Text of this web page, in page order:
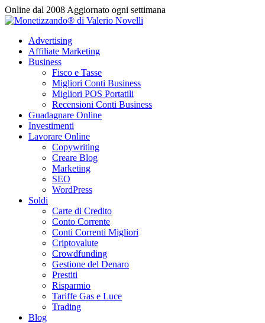
Vai
al
Online dal 2008 Aggiornato ogni settimana
Advertising
Affiliate Marketing
Business
Fisco e Tasse
Migliori Conti Business
Migliori POS Portatili
Recensioni Conti Business
Guadagnare Online
Investimenti
Lavorare Online
Copywriting
Creare Blog
Marketing
SEO
WordPress
Soldi
Carte di Credito
Conto Corrente
Conti Correnti Migliori
Criptovalute
Crowdfunding
Gestione del Denaro
Prestiti
Risparmio
Tariffe Gas e Luce
Trading
Blog